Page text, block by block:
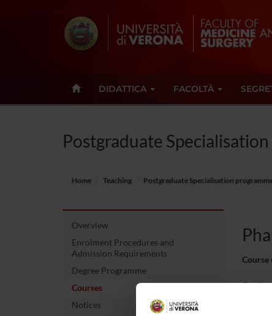
DIDATTICA FACOLTÀ
Postgraduate
Home Teaching Postgraduate Specialisation
Overview
Enrolment Procedures and
Admission Requirements
Degree Programme
Courses
Notices
Course
Credits